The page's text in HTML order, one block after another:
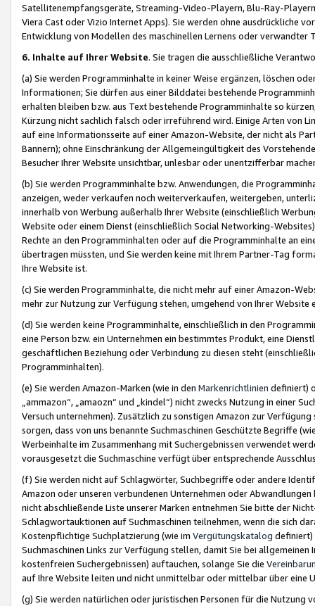
Satellitenempfangsgeräte, Streaming-Video-Playern, Blu-Ray-
Viera Cast oder Vizio Internet Apps). Sie werden ohne ausdrückliche
Entwicklung von Modellen des maschinellen Lernens oder
6. Inhalte auf Ihrer Website. Sie tragen die ausschließliche
(a) Sie werden Programminhalte in keiner Weise ergänzen, löschen
Informationen; Sie dürfen aus einer Bilddatei bestehende
erhalten bleiben bzw. aus Text bestehende Programminhalte so
Kürzung nicht sachlich falsch oder irreführend wird. Einige Arten von
auf eine Informationsseite auf einer Amazon-Website, der nicht als
Bannern); ohne Einschränkung der Allgemeingültigkeit des
Besucher Ihrer Website unsichtbar, unlesbar oder unentzifferbar
(b) Sie werden Programminhalte bzw. Anwendungen, die
anzeigen, weder verkaufen noch weiterverkaufen, weitergeben,
innerhalb von Werbung außerhalb Ihrer Website (einschließlich
Website oder einem Dienst (einschließlich Social Networking-
Rechte an den Programminhalten oder auf die Programminhalte an
übertragen müssten, und Sie werden keine mit Ihrem Partner-Tag
Ihre Website ist.
(c) Sie werden Programminhalte, die nicht mehr auf einer Amazon-
mehr zur Nutzung zur Verfügung stehen, umgehend von Ihrer
(d) Sie werden keine Programminhalte, einschließlich in den
eine Person bzw. ein Unternehmen ein bestimmtes Produkt, eine
geschäftlichen Beziehung oder Verbindung zu diesen steht
Programminhalten).
(e) Sie werden Amazon-Marken (wie in den Markenrichtlinien definiert)
„ammazon“, „amaozn“ und „kindel“) nicht zwecks Nutzung in einer
Versuch unternehmen). Zusätzlich zu sonstigen Amazon zur
sorgen, dass von uns benannte Suchmaschinen Geschützte Begriffe
Werbeinhalte im Zusammenhang mit Suchergebnissen verwendet
vorausgesetzt die Suchmaschine verfügt über entsprechende
(f) Sie werden nicht auf Schlagwörter, Suchbegriffe oder andere
Amazon oder unseren verbundenen Unternehmen oder
nicht abschließende Liste unserer Marken entnehmen Sie bitte der
Schlagwortauktionen auf Suchmaschinen teilnehmen, wenn die sich
Kostenpflichtige Suchplatzierung (wie im Vergütungskatalog definiert)
Suchmaschinen Links zur Verfügung stellen, damit Sie bei
kostenfreien Suchergebnissen) auftauchen, solange Sie die
auf Ihre Website leiten und nicht unmittelbar oder mittelbar über eine
(g) Sie werden natürlichen oder juristischen Personen für die Nutzung